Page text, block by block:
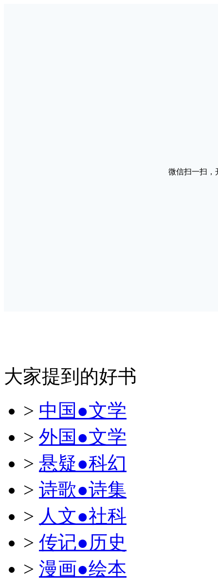
微信扫一扫，
大家提到的好书
> 中国●文学
> 外国●文学
> 悬疑●科幻
> 诗歌●诗集
> 人文●社科
> 传记●历史
> 漫画●绘本